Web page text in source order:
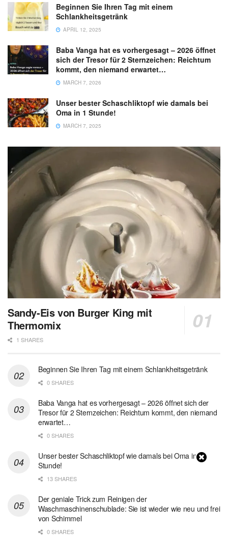
Beginnen Sie Ihren Tag mit einem
Schlankheitsgetränk
APRIL 12, 2025
Baba Vanga hat es vorhergesagt – 2026 öffnet
sich der Tresor für 2 Sternzeichen: Reichtum
kommt, den niemand erwartet…
MARCH 7, 2026
Unser bester Schaschliktopf wie damals bei
Oma in 1 Stunde!
MARCH 7, 2025
Sandy-Eis von Burger King mit
Thermomix
1 SHARES
Beginnen Sie Ihren Tag mit einem Schlankheitsgetränk
0 SHARES
Baba Vanga hat es vorhergesagt – 2026 öffnet sich der
Tresor für 2 Sternzeichen: Reichtum kommt, den niemand
erwartet…
0 SHARES
Unser bester Schaschliktopf wie damals bei Oma in 1
Stunde!
13 SHARES
Der geniale Trick zum Reinigen der
Waschmaschinenschublade: Sie ist wieder wie neu und frei
von Schimmel
0 SHARES